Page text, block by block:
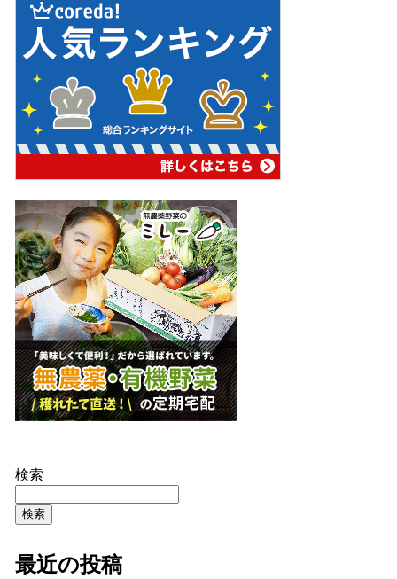
検索
検索
最近の投稿